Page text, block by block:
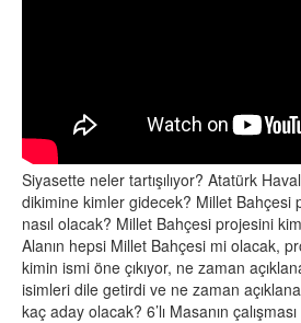
Siyasette neler tartışılıyor? Atatürk
dikimine kimler gidecek? Millet Bahçesi
nasıl olacak? Millet Bahçesi projesini
Alanın hepsi Millet Bahçesi mi olacak,
kimin ismi öne çıkıyor, ne zaman
isimleri dile getirdi ve ne zaman
kaç aday olacak? 6’lı Masanın